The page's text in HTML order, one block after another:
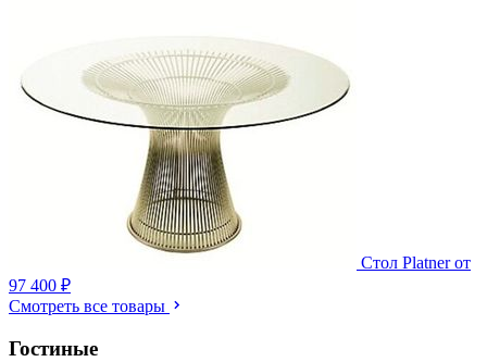
Стол Platner от
97 400 ₽
Смотреть все товары
Гостиные